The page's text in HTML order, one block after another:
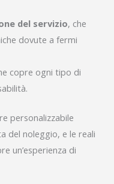
del servizio, che
dovute a fermi
copre ogni tipo di
personalizzabile
del noleggio, e le reali
un’esperienza di